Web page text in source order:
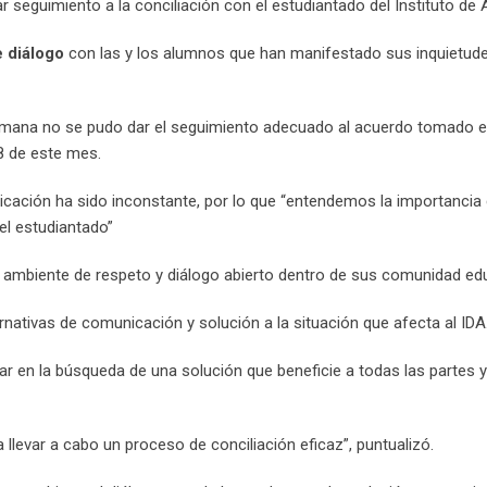
seguimiento a la conciliación con el estudiantado del Instituto de
diálogo con las y los alumnos que han manifestado sus
no se pudo dar el seguimiento adecuado al acuerdo tomado
de este mes.
ha sido inconstante, por lo que “entendemos la importancia
estudiantado”
de respeto y diálogo abierto dentro de sus comunidad
de comunicación y solución a la situación que afecta al
en la búsqueda de una solución que beneficie a todas las partes
a cabo un proceso de conciliación eficaz”, puntualizó.